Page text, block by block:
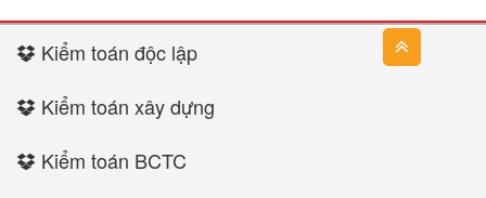
Kiểm toán độc lập
Kiểm toán xây dựng
Kiểm toán BCTC